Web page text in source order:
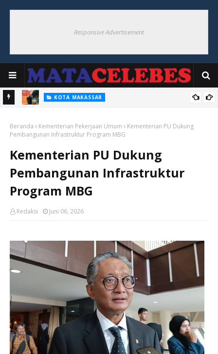
Responsive Advertisement
KOTA MAKASSAR
Sampah
Beranda Kementerian Pekerjaan Umum
Kementerian PU Dukung
Pembangunan Infrastruktur Program MBG
Kementerian PU Dukung
Pembangunan Infrastruktur
Program MBG
Redaksi Juni 06, 2026